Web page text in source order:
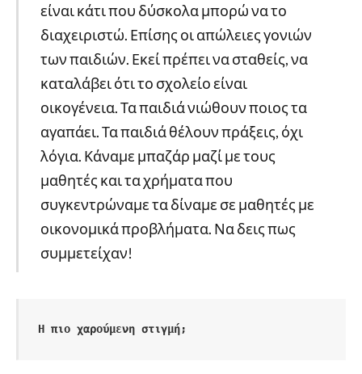
είναι κάτι που δύσκολα μπορώ να το
διαχειριστώ. Επίσης οι απώλειες γονιών
των παιδιών. Εκεί πρέπει να σταθείς, να
καταλάβει ότι το σχολείο είναι
οικογένεια. Τα παιδιά νιώθουν ποιος τα
αγαπάει. Τα παιδιά θέλουν πράξεις, όχι
λόγια. Κάναμε μπαζάρ μαζί με τους
μαθητές και τα χρήματα που
συγκεντρώναμε τα δίναμε σε μαθητές με
οικονομικά προβλήματα. Να δεις πως
συμμετείχαν!
Η πιο χαρούμενη στιγμή;